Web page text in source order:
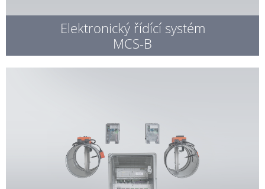
Elektronický řídící systém
MCS-B